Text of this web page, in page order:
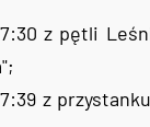
z pętli
z